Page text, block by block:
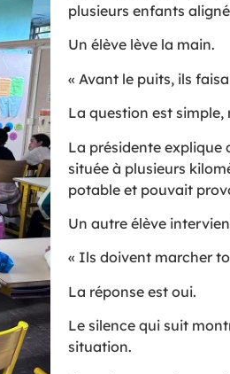
plusieurs enfants
Un élève lève la main.
« Avant le puits, ils
La question est simple,
La présidente explique
située à plusieurs
potable et pouvait
Un autre élève
« Ils doivent marcher
La réponse est oui.
Le silence qui suit
situation.